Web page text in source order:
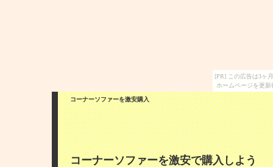
[PR] この広告は3ヶ
ホームページを更
コーナーソファーを激安購入
コーナーソファーを激安で購入しよう